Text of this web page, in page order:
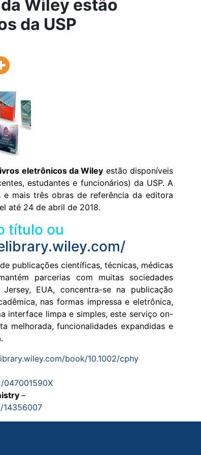
Wiley estão
da USP
eletrônicos da Wiley estão disponíveis
estudantes e funcionários) da USP. A
mais três obras de referência da editora
até 24 de abril de 2018.
título ou
publicações científicas, técnicas, médicas
parcerias com muitas sociedades
EUA, concentra-se na publicação
nas formas impressa e eletrônica,
interface limpa e simples, este serviço on-
melhorada, funcionalidades expandidas e
/book/10.1002/cphy
047001590X
–
14356007